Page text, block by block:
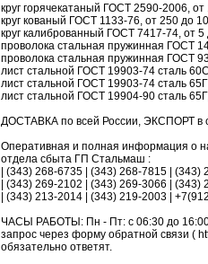
круг горячекатаный ГОСТ 2590-2006,
круг кованый ГОСТ 1133-76, от 250 до
круг калиброванный ГОСТ 7417-74, от 5
проволока стальная пружинная ГОСТ
проволока стальная пружинная ГОСТ
лист стальной ГОСТ 19903-74 сталь
лист стальной ГОСТ 19903-74 сталь
лист стальной ГОСТ 19904-90 сталь
ДОСТАВКА по всей России, ЭКСПОРТ в
Оперативная и полная информация о
отдела сбыта ГП Стальмаш :
| (343) 268-6735 | (343) 268-7815 | (343)
| (343) 269-2102 | (343) 269-3066 | (343)
| (343) 213-2014 | (343) 219-2003 |
ЧАСЫ РАБОТЫ: Пн - Пт: с 06:30 до
запрос через форму обратной связи (
обязательно ответят.